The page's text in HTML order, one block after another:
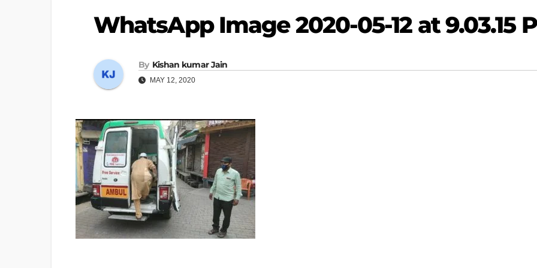
WhatsApp Image 2020-05-12 at 9.03.15
By Kishan kumar Jain
MAY 12, 2020